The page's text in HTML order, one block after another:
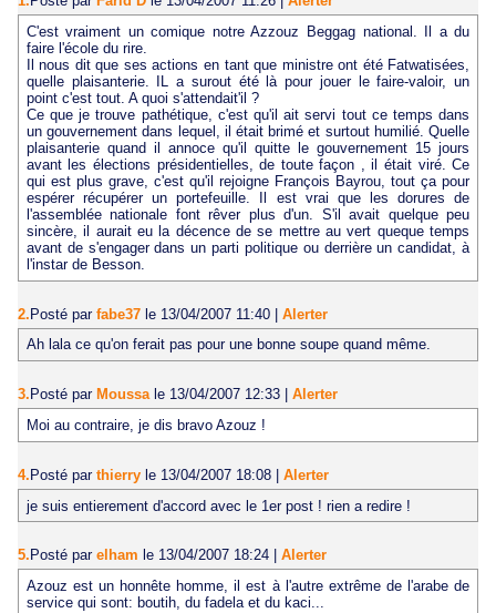
C'est vraiment un comique notre Azzouz Beggag national. Il a du
faire l'école du rire.
Il nous dit que ses actions en tant que ministre ont été Fatwatisées,
quelle plaisanterie. IL a surout été là pour jouer le faire-valoir, un
point c'est tout. A quoi s'attendait'il ?
Ce que je trouve pathétique, c'est qu'il ait servi tout ce temps dans
un gouvernement dans lequel, il était brimé et surtout humilié. Quelle
plaisanterie quand il annoce qu'il quitte le gouvernement 15 jours
avant les élections présidentielles, de toute façon , il était viré. Ce
qui est plus grave, c'est qu'il rejoigne François Bayrou, tout ça pour
espérer récupérer un portefeuille. Il est vrai que les dorures de
l'assemblée nationale font rêver plus d'un. S'il avait quelque peu
sincère, il aurait eu la décence de se mettre au vert queque temps
avant de s'engager dans un parti politique ou derrière un candidat, à
l'instar de Besson.
2.Posté par fabe37 le 13/04/2007 11:40 | Alerter
Ah lala ce qu'on ferait pas pour une bonne soupe quand même.
3. Posté par Moussa le 13/04/2007 12:33
Alerter
Moi au contraire, je dis bravo Azouz !
4.Posté par thierry le 13/04/2007 18:08 | Alerter
je suis entierement d'accord avec le 1er post ! rien a redire !
5. Posté par elham le 13/04/2007 18:24
Alerter
Azouz est un honnête homme, il est à l'autre extrême de l'arabe de
service qui sont: boutih, du fadela et du kaci...